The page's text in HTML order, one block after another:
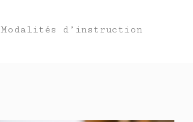
Modalités d’instruction